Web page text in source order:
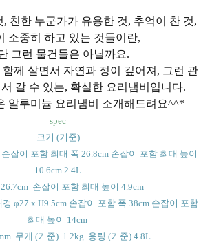
, 친한 누군가가 유용한 것, 추억이 찬 것,
소중히 하고 있는 것들이란,
그런 물건들은 아닐까요.
께 살면서 자연과 정이 깊어져, 그런 관
갈 수 있는, 확실한 요리냄비입니다.
알루미늄 요리냄비 소개해드려요^^*
spec
크기 (기준)
잡이 포함 최대 폭 26.8cm 손잡이 포함 최대 높이
10.6cm 2.4L
손잡이 포함 최대 높이 4.9cm
경 φ27 x H9.5cm 손잡이 포함 폭 38cm 손잡이 포함
최대 높이 14cm
무게 (기준) 1.2kg 용량 (기준) 4.8L